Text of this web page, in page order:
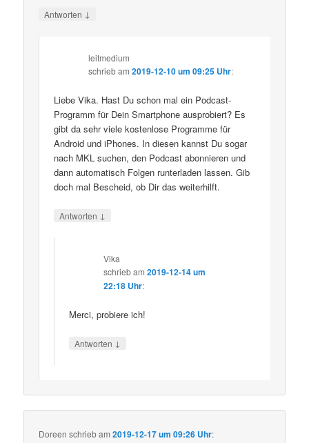
Antworten ↓
leitmedium
schriebam2019-12-10 um 09:25 Uhr:
Liebe Vika. Hast Du schon mal ein Podcast-
Programm für Dein Smartphone ausprobiert? Es
gibt da sehr viele kostenlose Programme für
Android und iPhones. In diesen kannst Du sogar
nach MKL suchen, den Podcast abonnieren und
dann automatisch Folgen runterladen lassen. Gib
doch mal Bescheid, ob Dir das weiterhilft.
Antworten ↓
Vika
schriebam2019-12-14 um
22:18 Uhr:
Merci, probiere ich!
Antworten ↓
Doreen schriebam2019-12-17 um 09:26 Uhr: